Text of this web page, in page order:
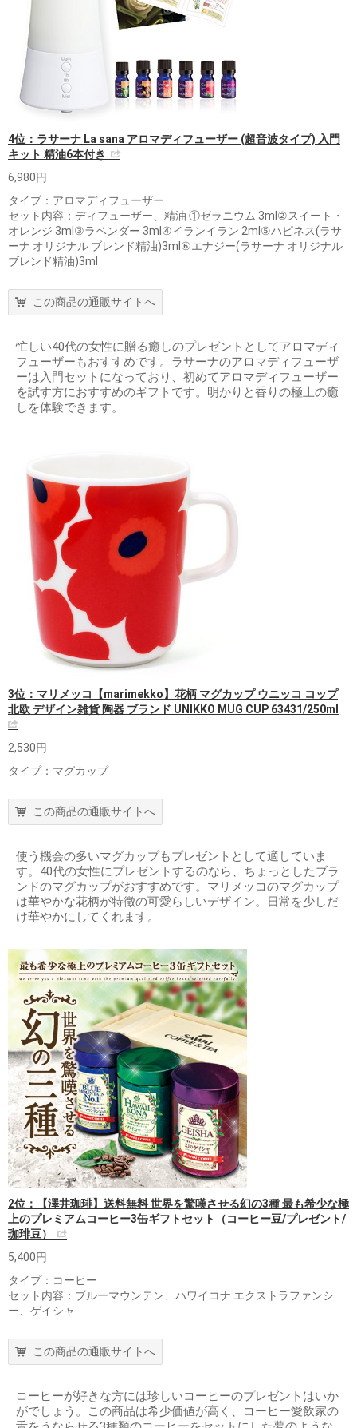
4位：ラサーナ La sana アロマディフューザー (超音波タイプ) 入門
キット 精油6本付き
6,980円
タイプ：アロマディフューザー
セット内容：ディフューザー、精油 ①ゼラニウム 3ml②スイート・
オレンジ 3ml③ラベンダー 3ml④イランイラン 2ml⑤ハピネス(ラサ
ーナ オリジナル ブレンド精油)3ml⑥エナジー(ラサーナ オリジナル
ブレンド精油)3ml
この商品の通販サイトへ
忙しい40代の女性に贈る癒しのプレゼントとしてアロマディ
フューザーもおすすめです。ラサーナのアロマディフューザ
ーは入門セットになっており、初めてアロマディフューザー
を試す方におすすめのギフトです。明かりと香りの極上の癒
しを体験できます。
3位：マリメッコ【marimekko】花柄 マグカップ ウニッコ コップ
北欧 デザイン雑貨 陶器 ブランド UNIKKO MUG CUP 63431/250ml
2,530円
タイプ：マグカップ
この商品の通販サイトへ
使う機会の多いマグカップもプレゼントとして適していま
す。40代の女性にプレゼントするのなら、ちょっとしたブラ
ンドのマグカップがおすすめです。マリメッコのマグカップ
は華やかな花柄が特徴の可愛らしいデザイン。日常を少しだ
け華やかにしてくれます。
2位：【澤井珈琲】送料無料 世界を驚嘆させる幻の3種 最も希少な極
上のプレミアムコーヒー3缶ギフトセット（コーヒー豆/プレゼント/
珈琲豆）
5,400円
タイプ：コーヒー
セット内容：ブルーマウンテン、ハワイコナ エクストラファンシ
ー、ゲイシャ
この商品の通販サイトへ
コーヒーが好きな方には珍しいコーヒーのプレゼントはいか
がでしょう。この商品は希少価値が高く、コーヒー愛飲家の